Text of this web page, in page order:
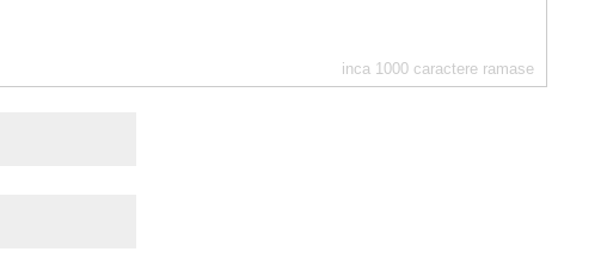
inca 1000 caractere ramase